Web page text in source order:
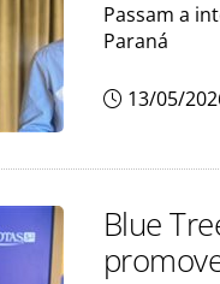
Passam a
Paraná
13/05/
Blue